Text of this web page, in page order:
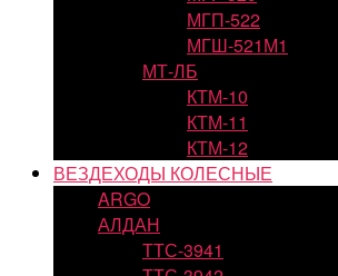
МГП-522
МГШ-521М1
МТ-ЛБ
КТМ-10
КТМ-11
КТМ-12
ВЕЗДЕХОДЫ КОЛЕСНЫЕ
ARGO
АЛДАН
ТТС-3941